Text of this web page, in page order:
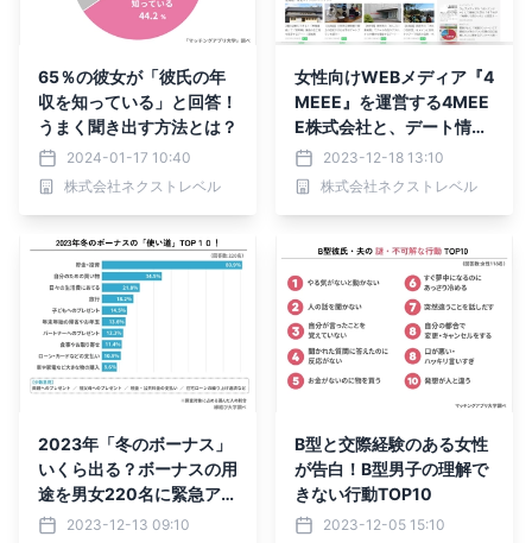
65％の彼女が「彼氏の年
収を知っている」と回答！
うまく聞き出す方法とは？
2024-01-17 10:40
株式会社ネクストレベル
女性向けWEBメディア『4
MEEE』を運営する4MEE
E株式会社と、デート情報
メディア『縁結び大学』を
展開する株式会社ネクスト
レベルが業務提携
2023-12-18 13:10
株式会社ネクストレベル
2023年「冬のボーナス」
いくら出る？ボーナスの用
途を男女220名に緊急アン
ケート！2023-12-13 09:10
B型と交際経験のある女性
が告白！B型男子の理解で
きない行動TOP10
2023-12-05 15:10